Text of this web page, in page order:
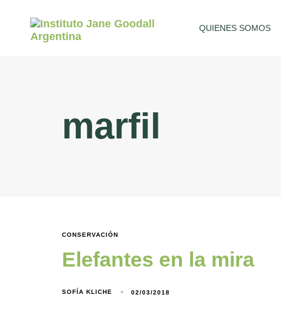
QUIENES SOMOS
marfil
CONSERVACIÓN
Elefantes en la mira
SOFÍA KLICHE 02/03/2018